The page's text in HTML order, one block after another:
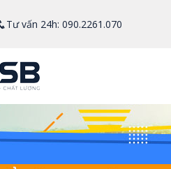
Tư vấn 24h: 090.2261.070